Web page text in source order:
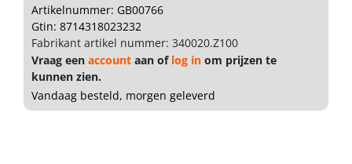
Artikelnummer: GB00766
Gtin: 8714318023232
Fabrikant artikel nummer: 340020.Z100
Vraag een account aan of log in om prijzen te
kunnen zien.
Vandaag besteld, morgen geleverd